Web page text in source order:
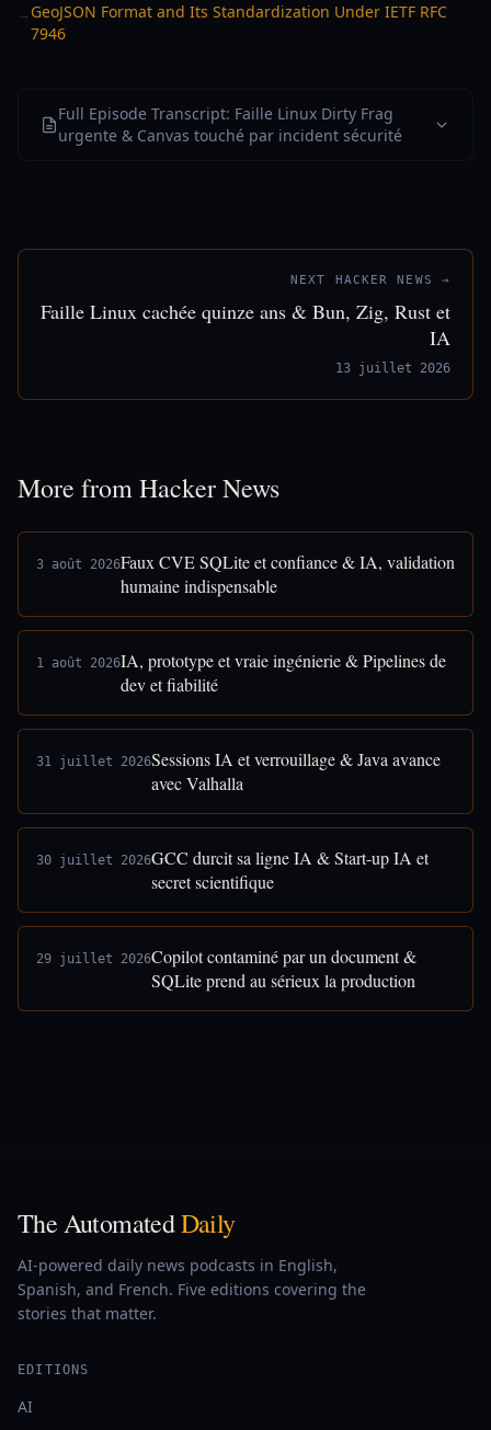
→ GeoJSON Format and Its Standardization Under IETF RFC
7946
Full Episode Transcript: Faille Linux Dirty Frag
urgente & Canvas touché par incident sécurité
NEXT HACKER NEWS →
Faille Linux cachée quinze ans & Bun, Zig, Rust et
IA
13 juillet 2026
More from Hacker News
3 août 2026Faux CVE SQLite et confiance & IA, validation
humaine indispensable
1 août 2026IA, prototype et vraie ingénierie & Pipelines de
dev et fiabilité
31 juillet 2026Sessions IA et verrouillage & Java avance
avec Valhalla
30 juillet 2026GCC durcit sa ligne IA & Start-up IA et
secret scientifique
29 juillet 2026Copilot contaminé par un document &
SQLite prend au sérieux la production
The AutomatedDaily
AI-powered daily news podcasts in English,
Spanish, and French. Five editions covering the
stories that matter.
EDITIONS
AI